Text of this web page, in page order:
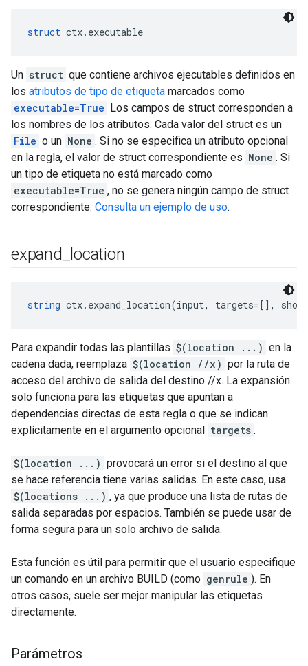
struct ctx.executable
Un struct que contiene archivos ejecutables definidos en
los atributos de tipo de etiqueta marcados como
executable=True Los campos de struct corresponden a
los nombres de los atributos. Cada valor del struct es un
File o un None . Si no se especifica un atributo opcional
en la regla, el valor de struct correspondiente es None . Si
un tipo de etiqueta no está marcado como
executable=True , no se genera ningún campo de struct
correspondiente. Consulta un ejemplo de uso.
expand location
string ctx.expand_location(input, targets=[],
Para expandir todas las plantillas $(location ...) en la
cadena dada, reemplaza $(location //x) por la ruta de
acceso del archivo de salida del destino //x. La expansión
solo funciona para las etiquetas que apuntan a
dependencias directas de esta regla o que se indican
explícitamente en el argumento opcional targets .
$(location ...) provocará un error si el destino al que
se hace referencia tiene varias salidas. En este caso, usa
$(locations ...) , ya que produce una lista de rutas de
salida separadas por espacios. También se puede usar de
forma segura para un solo archivo de salida.
Esta función es útil para permitir que el usuario especifique
un comando en un archivo BUILD (como genrule ). En
otros casos, suele ser mejor manipular las etiquetas
directamente.
Parámetros